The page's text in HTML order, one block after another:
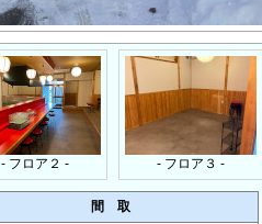
- フロア２ - - フロア３ -
間 取